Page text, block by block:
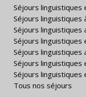
Séjours linguistiques
Séjours linguistiques
Séjours linguistiques
Séjours linguistiques
Séjours linguistiques
Séjours linguistiques
Séjours linguistiques
Tous nos séjours